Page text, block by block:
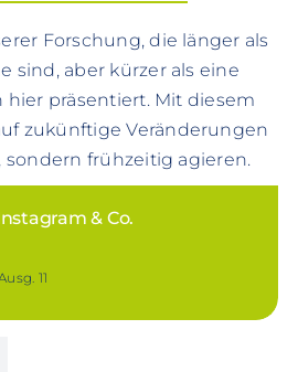
Forschung, die länger als
sind, aber kürzer als eine
hier präsentiert. Mit diesem
zukünftige Veränderungen
frühzeitig agieren.
& Co.
11